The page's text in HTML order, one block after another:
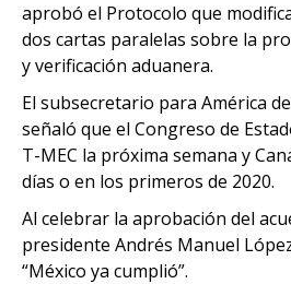
aprobó el Protocolo que
dos cartas paralelas sobre la
y verificación aduanera.
El subsecretario para América
señaló que el Congreso de
T-MEC la próxima semana y
días o en los primeros de 2020.
Al celebrar la aprobación del
presidente Andrés Manuel
“México ya cumplió”.